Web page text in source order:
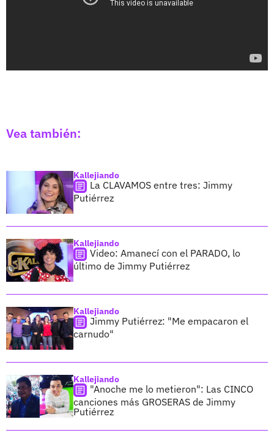
Vea también:
Kallejiando
La CLAVAMOS entre tres: Jimmy
Putiérrez
Kallejiando
Video: Amanecí con el PARADO, lo
último de Jimmy Putiérrez
Kallejiando
Jimmy Putiérrez: "Me empacaron el
carnudo"
Kallejiando
"Anoche me lo metieron": Las CINCO
canciones más GROSERAS de Jimmy
Putiérrez